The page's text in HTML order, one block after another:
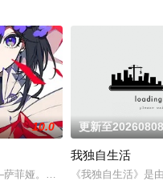
10.0
菲娅。灾厄“内尔伽勒”夺走了她
更新至
我独自生活
《我独自生活》是